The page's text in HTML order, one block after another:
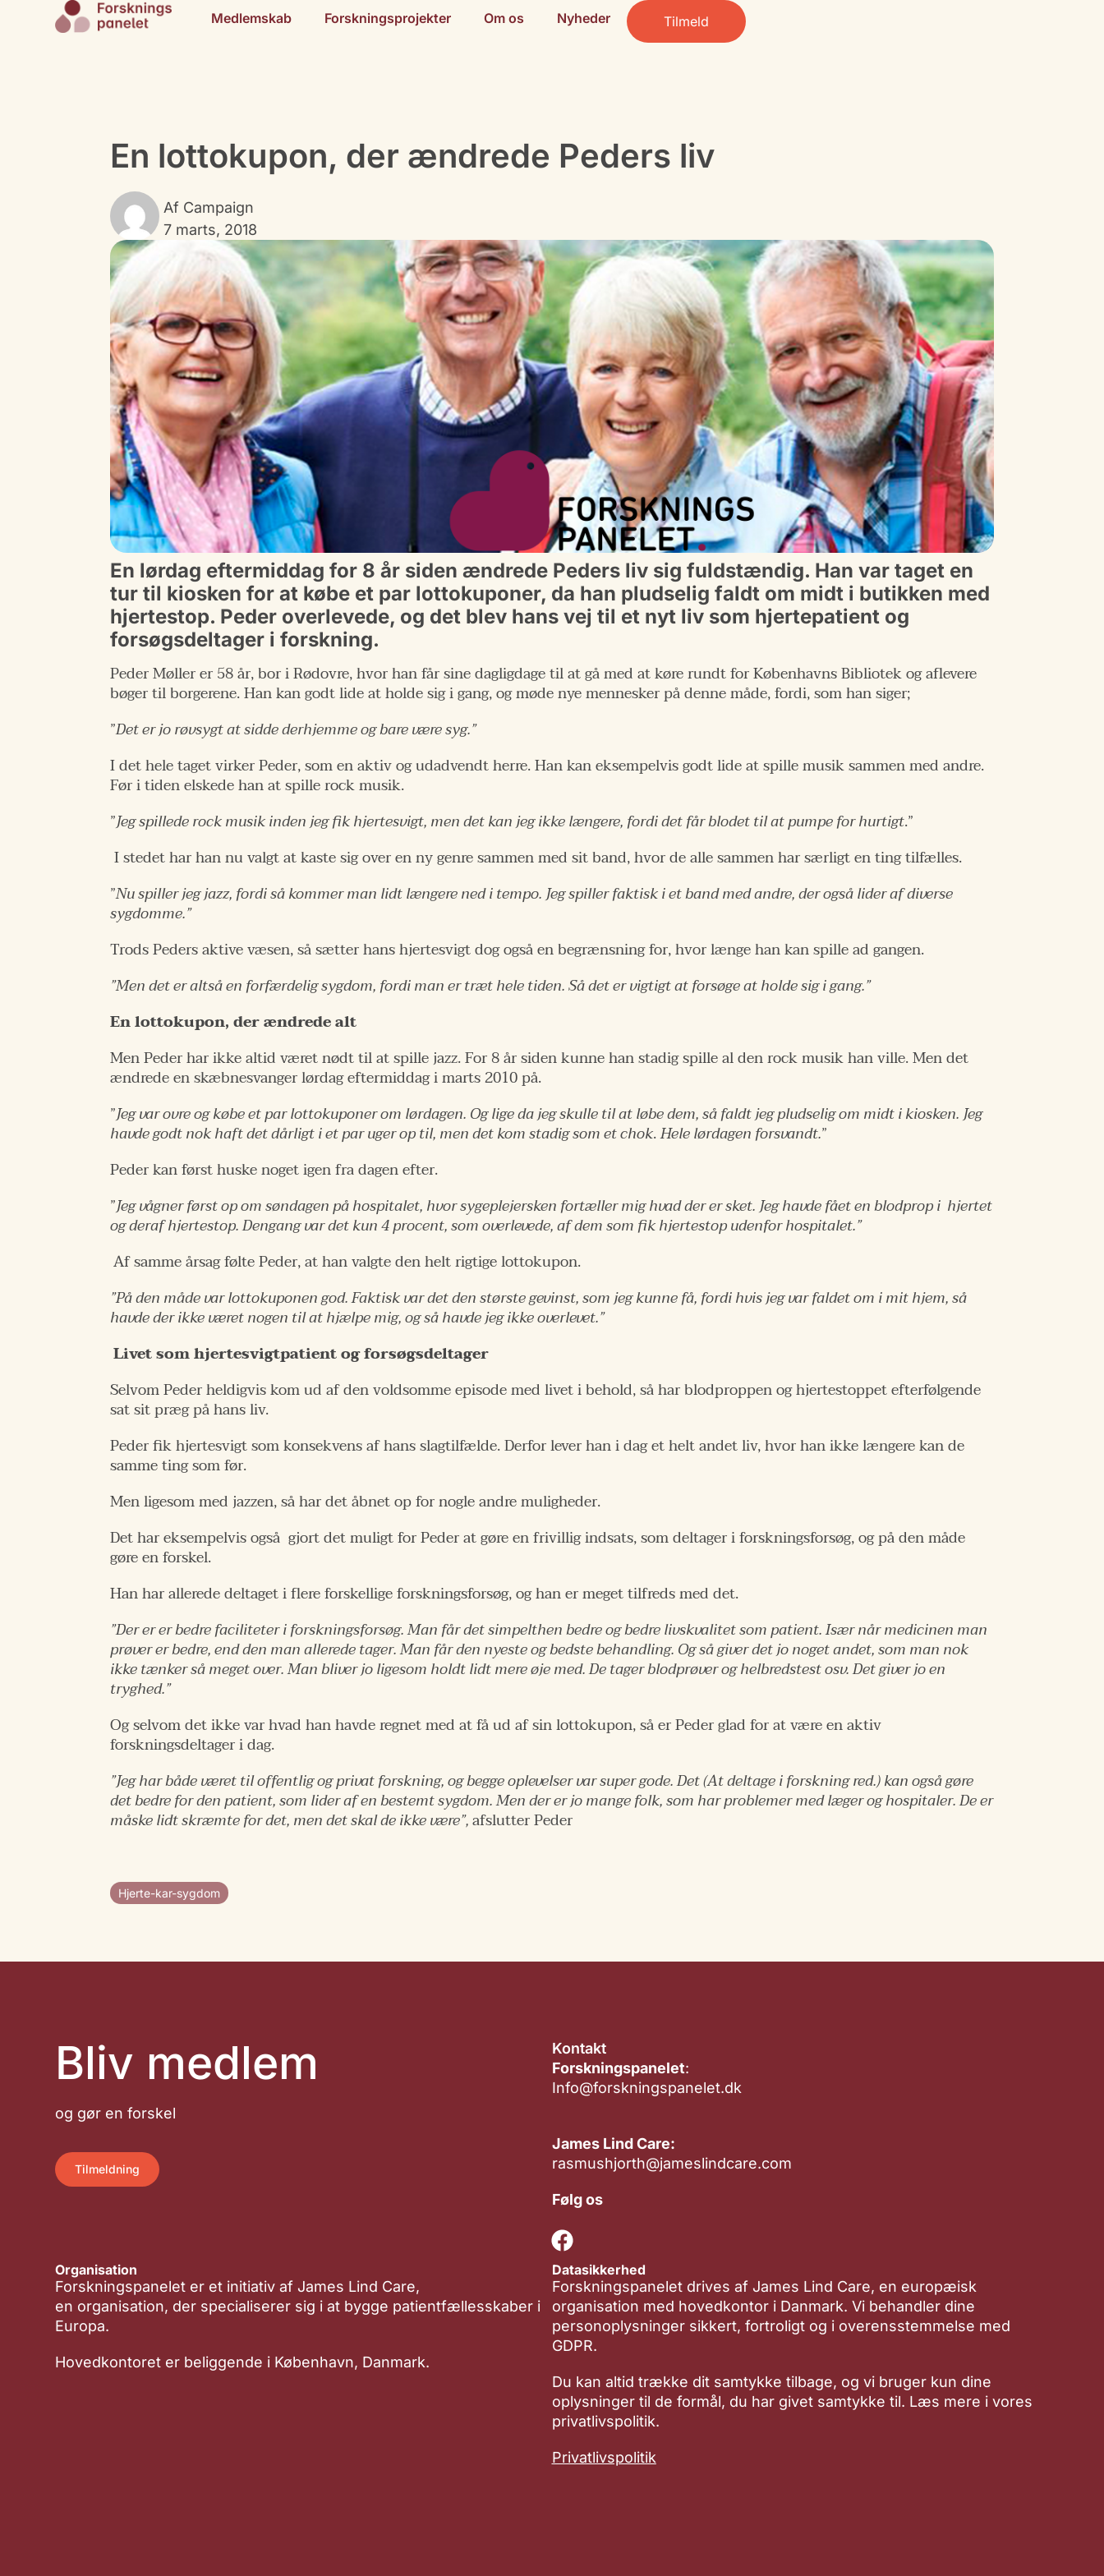
Medlemskab Forskningsprojekter Om os Nyheder Tilmeld
En lottokupon, der ændrede Peders liv
Af Campaign
7 marts, 2018
En lørdag eftermiddag for 8 år siden ændrede Peders liv sig fuldstændig. Han var taget en
tur til kiosken for at købe et par lottokuponer, da han pludselig faldt om midt i butikken med
hjertestop. Peder overlevede, og det blev hans vej til et nyt liv som hjertepatient og
forsøgsdeltager i forskning.
Peder Møller er 58 år, bor i Rødovre, hvor han får sine dagligdage til at gå med at køre rundt for Københavns Bibliotek og aflevere
bøger til borgerene. Han kan godt lide at holde sig i gang, og møde nye mennesker på denne måde, fordi, som han siger;
”Det er jo røvsygt at sidde derhjemme og bare være syg.”
I det hele taget virker Peder, som en aktiv og udadvendt herre. Han kan eksempelvis godt lide at spille musik sammen med andre.
Før i tiden elskede han at spille rock musik.
”Jeg spillede rock musik inden jeg fik hjertesvigt, men det kan jeg ikke længere, fordi det får blodet til at pumpe for hurtigt.”
I stedet har han nu valgt at kaste sig over en ny genre sammen med sit band, hvor de alle sammen har særligt en ting tilfælles.
”Nu spiller jeg jazz, fordi så kommer man lidt længere ned i tempo. Jeg spiller faktisk i et band med andre, der også lider af diverse
sygdomme.”
Trods Peders aktive væsen, så sætter hans hjertesvigt dog også en begrænsning for, hvor længe han kan spille ad gangen.
”Men det er altså en forfærdelig sygdom, fordi man er træt hele tiden. Så det er vigtigt at forsøge at holde sig i gang.”
En lottokupon, der ændrede alt
Men Peder har ikke altid været nødt til at spille jazz. For 8 år siden kunne han stadig spille al den rock musik han ville. Men det
ændrede en skæbnesvanger lørdag eftermiddag i marts 2010 på.
”Jeg var ovre og købe et par lottokuponer om lørdagen. Og lige da jeg skulle til at løbe dem, så faldt jeg pludselig om midt i kiosken. Jeg
havde godt nok haft det dårligt i et par uger op til, men det kom stadig som et chok.Hele lørdagen forsvandt.”
Peder kan først huske noget igen fra dagen efter.
”Jeg vågner først op om søndagen på hospitalet, hvor sygeplejersken fortæller mig hvad der er sket. Jeg havde fået en blodprop i hjertet
og deraf hjertestop. Dengang var det kun 4 procent, som overlevede, af dem som fik hjertestop udenfor hospitalet.”
Af samme årsag følte Peder, at han valgte den helt rigtige lottokupon.
”På den måde var lottokuponen god. Faktisk var det den største gevinst, som jeg kunne få, fordi hvis jeg var faldet om i mit hjem, så
havde der ikke været nogen til at hjælpe mig, og så havde jeg ikke overlevet.”
Livet som hjertesvigtpatient og forsøgsdeltager
Selvom Peder heldigvis kom ud af den voldsomme episode med livet i behold, så har blodproppen og hjertestoppet efterfølgende
sat sit præg på hans liv.
Peder fik hjertesvigt som konsekvens af hans slagtilfælde. Derfor lever han i dag et helt andet liv, hvor han ikke længere kan de
samme ting som før.
Men ligesom med jazzen, så har det åbnet op for nogle andre muligheder.
Det har eksempelvis også gjort det muligt for Peder at gøre en frivillig indsats, som deltager i forskningsforsøg, og på den måde
gøre en forskel.
Han har allerede deltaget i flere forskellige forskningsforsøg, og han er meget tilfreds med det.
”Der er er bedre faciliteter i forskningsforsøg. Man får det simpelthen bedre og bedre livskvalitet som patient. Især når medicinen man
prøver er bedre, end den man allerede tager. Man får den nyeste og bedste behandling. Og så giver det jo noget andet, som man nok
ikke tænker så meget over. Man bliver jo ligesom holdt lidt mere øje med. De tager blodprøver og helbredstest osv. Det giver jo en
tryghed.”
Og selvom det ikke var hvad han havde regnet med at få ud af sin lottokupon, så er Peder glad for at være en aktiv
forskningsdeltager i dag.
”Jeg har både været til offentlig og privat forskning, og begge oplevelser var super gode. Det (At deltage i forskning red.) kan også gøre
det bedre for den patient, som lider af en bestemt sygdom. Men der er jo mange folk, som har problemer med læger og hospitaler. De er
måske lidt skræmte for det, men det skal de ikke være”,afslutter Peder
Hjerte-kar-sygdom
Bliv medlem
og gør en forskel
Tilmeldning
Kontakt
Forskningspanelet:
Info@forskningspanelet.dk
James Lind Care:
rasmushjorth@jameslindcare.com
Følg os
Organisation
Forskningspanelet er et initiativ af James Lind Care,
en organisation, der specialiserer sig i at bygge patientfællesskaber i
Europa.
Hovedkontoret er beliggende i København, Danmark.
Datasikkerhed
Forskningspanelet drives af James Lind Care, en europæisk
organisation med hovedkontor i Danmark. Vi behandler dine
personoplysninger sikkert, fortroligt og i overensstemmelse med
GDPR.
Du kan altid trække dit samtykke tilbage, og vi bruger kun dine
oplysninger til de formål, du har givet samtykke til. Læs mere i vores
privatlivspolitik.
Privatlivspolitik